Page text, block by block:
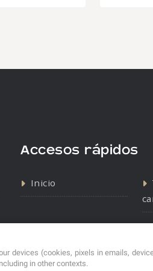
Accesos rápidos
Inicio
Contacto
Política de
devices (cookies, pixels in emails,
in other contexts.